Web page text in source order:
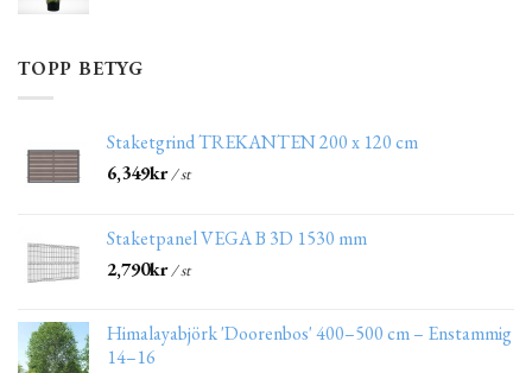
TOPP BETYG
Staketgrind TREKANTEN 200 x 120 cm
6,349kr/ st
Staketpanel VEGA B 3D 1530 mm
2,790kr/ st
Himalayabjörk 'Doorenbos' 400–500 cm – Enstammig
14–16